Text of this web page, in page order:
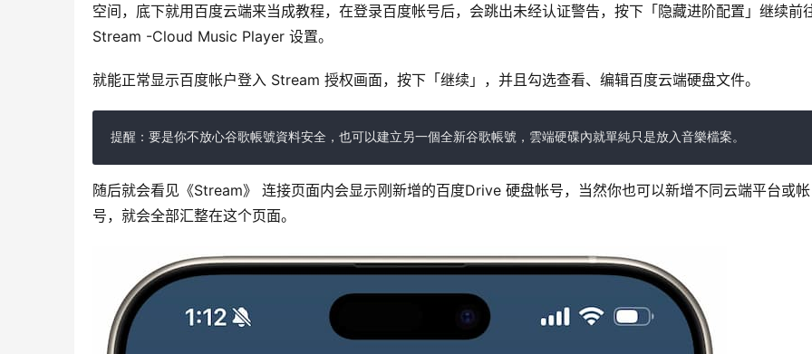
空间，底下就用百度云端来当成教程，在登录百度帐号后，会跳出未经认证警告，按下「隐藏进阶配置」继续前
Stream -Cloud Music Player 设置。
就能正常显示百度帐户登入 Stream 授权画面，按下「继续」，并且勾选查看、编辑百度云端硬盘文件。
提醒：要是你不放心谷歌帳號資料安全，也可以建立另一個全新谷歌帳號，雲端硬碟內就單純只是放入音樂檔案。
随后就会看见《Stream》 连接页面内会显示刚新增的百度Drive 硬盘帐号，当然你也可以新增不同云端平台或帐
号，就会全部汇整在这个页面。